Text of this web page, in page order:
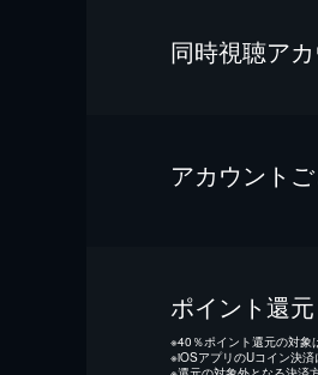
同時視聴ア
アカウント
ポイント還元
※40％ポイント還元の対象
※iOSアプリのUコイン決済